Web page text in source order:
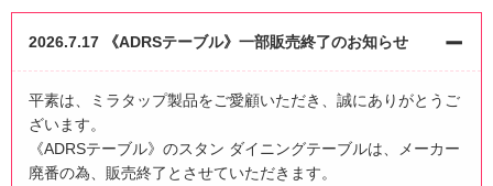
2026.7.17 《ADRSテーブル》一部販売終了のお知らせ
平素は、ミラタップ製品をご愛顧いただき、誠にありがとうご
ざいます。
《ADRSテーブル》のスタン ダイニングテーブルは、メーカー
廃番の為、販売終了とさせていただきます。